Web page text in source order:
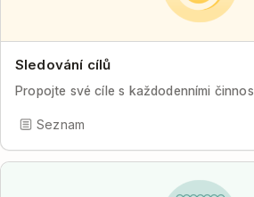
Sledování cílů
Propojte své cíle s každodenními
Seznam